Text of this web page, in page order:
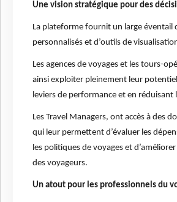
Une vision stratégique pour des
La plateforme fournit un large éventail
personnalisés et d’outils de
Les agences de voyages et les tours-
ainsi exploiter pleinement leur
leviers de performance et en réduisant
Les Travel Managers, ont accès à des
qui leur permettent d’évaluer les
les politiques de voyages et
des voyageurs.
Un atout pour les professionnels du